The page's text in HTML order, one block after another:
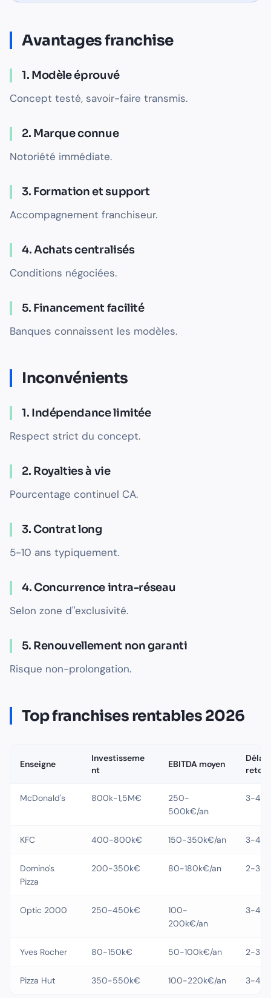
Avantages franchise
1. Modèle éprouvé
Concept testé, savoir-faire transmis.
2. Marque connue
Notoriété immédiate.
3. Formation et support
Accompagnement franchiseur.
4. Achats centralisés
Conditions négociées.
5. Financement facilité
Banques connaissent les modèles.
Inconvénients
1. Indépendance limitée
Respect strict du concept.
2. Royalties à vie
Pourcentage continuel CA.
3. Contrat long
5-10 ans typiquement.
4. Concurrence intra-réseau
Selon zone d''exclusivité.
5. Renouvellement non garanti
Risque non-prolongation.
Top franchises rentables 2026
Enseigne
Investisseme
nt
EBITDA moyen
Délai
retour
McDonald's 800k-1,5M€
250-
500k€/an
3-4
KFC 400-800k€ 150-350k€/an 3-4
Domino's
Pizza
200-350k€ 80-180k€/an 2-3
Optic 2000 250-450k€
100-
200k€/an
3-4
Yves Rocher 80-150k€ 50-100k€/an 2-3
Pizza Hut 350-550k€ 100-220k€/an 3-4